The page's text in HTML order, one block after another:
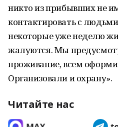
никто из прибывших не
контактировать с
некоторые уже неделю
жалуются. Мы
проживание, всем
Организовали и охрану».
Читайте нас